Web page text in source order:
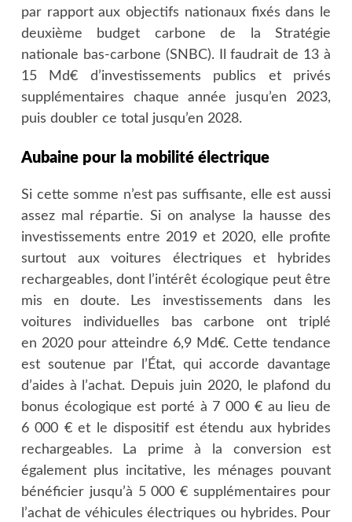
par rapport aux objectifs nationaux fixés dans le
deuxième budget carbone de la Stratégie
nationale bas-carbone (SNBC). Il faudrait de 13 à
15 Md€ d’investissements publics et privés
supplémentaires chaque année jusqu’en 2023,
puis doubler ce total jusqu’en 2028.
Aubaine pour la mobilité électrique
Si cette somme n’est pas suffisante, elle est aussi
assez mal répartie. Si on analyse la hausse des
investissements entre 2019 et 2020, elle profite
surtout aux voitures électriques et hybrides
rechargeables, dont l’intérêt écologique peut être
mis en doute. Les investissements dans les
voitures individuelles bas carbone ont triplé
en 2020 pour atteindre 6,9 Md€. Cette tendance
est soutenue par l’État, qui accorde davantage
d’aides à l’achat. Depuis juin 2020, le plafond du
bonus écologique est porté à 7 000 € au lieu de
6 000 € et le dispositif est étendu aux hybrides
rechargeables. La prime à la conversion est
également plus incitative, les ménages pouvant
bénéficier jusqu’à 5 000 € supplémentaires pour
l’achat de véhicules électriques ou hybrides. Pour